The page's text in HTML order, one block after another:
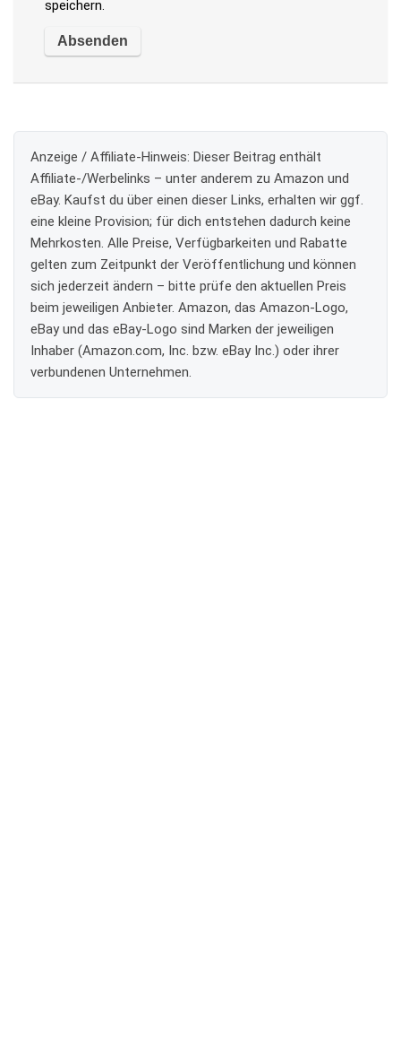
speichern.
Anzeige / Affiliate-Hinweis: Dieser Beitrag enthält
Affiliate-/Werbelinks – unter anderem zu Amazon und
eBay. Kaufst du über einen dieser Links, erhalten wir ggf.
eine kleine Provision; für dich entstehen dadurch keine
Mehrkosten. Alle Preise, Verfügbarkeiten und Rabatte
gelten zum Zeitpunkt der Veröffentlichung und können
sich jederzeit ändern – bitte prüfe den aktuellen Preis
beim jeweiligen Anbieter. Amazon, das Amazon-Logo,
eBay und das eBay-Logo sind Marken der jeweiligen
Inhaber (Amazon.com, Inc. bzw. eBay Inc.) oder ihrer
verbundenen Unternehmen.